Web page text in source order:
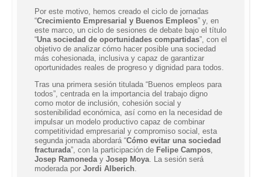
Por este motivo, hemos creado el ciclo de jornadas
“Crecimiento Empresarial y Buenos Empleos” y, en
este marco, un ciclo de sesiones de debate bajo el título
“Una sociedad de oportunidades compartidas”, con el
objetivo de analizar cómo hacer posible una sociedad
más cohesionada, inclusiva y capaz de garantizar
oportunidades reales de progreso y dignidad para todos.
Tras una primera sesión titulada “Buenos empleos para
todos”, centrada en la importancia del trabajo digno
como motor de inclusión, cohesión social y
sostenibilidad económica, así como en la necesidad de
impulsar un modelo productivo capaz de combinar
competitividad empresarial y compromiso social, esta
segunda jornada abordará “Cómo evitar una sociedad
fracturada”, con la participación de Felipe Campos,
Josep Ramoneday Josep Moya. La sesión será
moderada por Jordi Alberich.